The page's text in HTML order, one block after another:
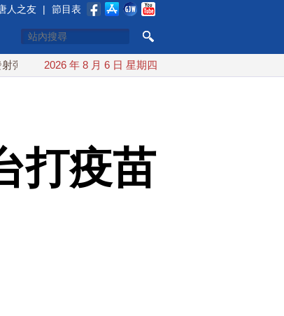
人之友 | 節目表
落日本EEZ外 紅海戰火續升溫 也門胡塞武裝稱又襲
2026 年 8 月 6 日 星期四
打疫苗